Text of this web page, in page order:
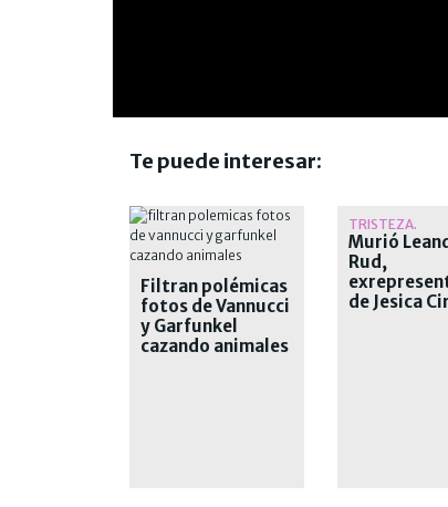
Te puede interesar:
Filtran polémicas
fotos de Vannucci
y Garfunkel
cazando animales
TRISTEZA.
Murió
Rud,
de Jesica